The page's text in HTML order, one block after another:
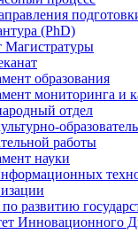
(PhD)
Магистратуры
образования
мониторинга и
отдел
работы
науки
развитию
Инновационного